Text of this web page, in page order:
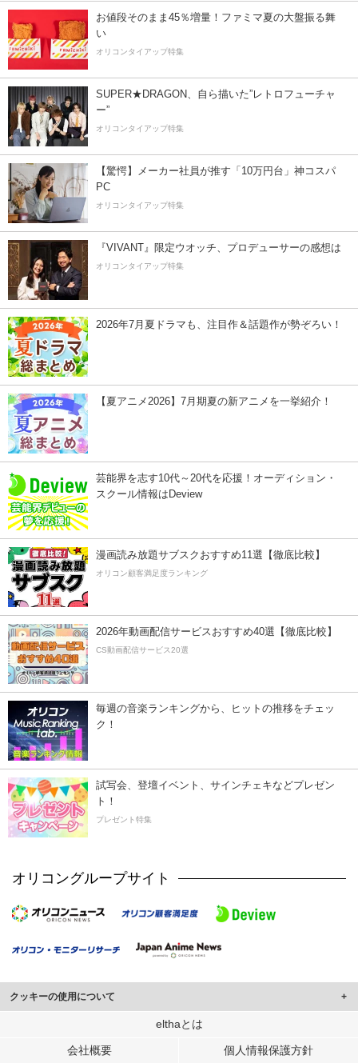
お値段そのまま45％増量！ファミマ夏の大盤振る舞
い
オリコンタイアップ特集
SUPER★DRAGON、自ら描いた”レトロフューチャ
ー”
オリコンタイアップ特集
【驚愕】メーカー社員が推す「10万円台」神コスパ
PC
オリコンタイアップ特集
『VIVANT』限定ウオッチ、プロデューサーの感想は
オリコンタイアップ特集
2026年7月夏ドラマも、注目作＆話題作が勢ぞろい！
【夏アニメ2026】7月期夏の新アニメを一挙紹介！
芸能界を志す10代～20代を応援！オーディション・
スクール情報はDeview
漫画読み放題サブスクおすすめ11選【徹底比較】
オリコン顧客満足度ランキング
2026年動画配信サービスおすすめ40選【徹底比較】
CS動画配信サービス20選
毎週の音楽ランキングから、ヒットの推移をチェッ
ク！
試写会、登壇イベント、サインチェキなどプレゼン
ト！
プレゼント特集
オリコングループサイト
クッキーの使用について
このサイトでは Cookie を使用して、ユーザーに合わせたコンテンツや広告の
行っています。
elthaとは
会社概要 個人情報保護方針